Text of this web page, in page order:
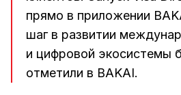
прямо в приложении
шаг в развитии
и цифровой экосистемы
отметили в BAKAI.